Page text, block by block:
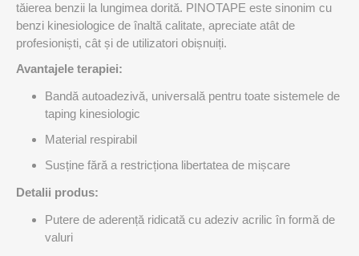
tăierea benzii la lungimea dorită. PINOTAPE este sinonim cu
benzi kinesiologice de înaltă calitate, apreciate atât de
profesioniști, cât și de utilizatori obișnuiți.
Avantajele terapiei:
Bandă autoadezivă, universală pentru toate sistemele de
taping kinesiologic
Material respirabil
Susține fără a restricționa libertatea de mișcare
Detalii produs:
Putere de aderență ridicată cu adeziv acrilic în formă de
valuri